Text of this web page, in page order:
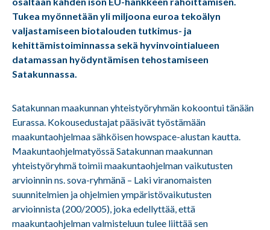
Tukea myönnetään yli miljoona euroa tekoälyn
valjastamiseen biotalouden tutkimus- ja
kehittämistoiminnassa sekä hyvinvointialueen
datamassan hyödyntämisen tehostamiseen
Satakunnassa.
Satakunnan maakunnan yhteistyöryhmän kokoontui tänään
Eurassa. Kokousedustajat pääsivät työstämään
maakuntaohjelmaa sähköisen howspace-alustan kautta.
Maakuntaohjelmatyössä Satakunnan maakunnan
yhteistyöryhmä toimii maakuntaohjelman vaikutusten
arvioinnin ns. sova-ryhmänä – Laki viranomaisten
suunnitelmien ja ohjelmien ympäristövaikutusten
arvioinnista (200/2005), joka edellyttää, että
maakuntaohjelman valmisteluun tulee liittää sen